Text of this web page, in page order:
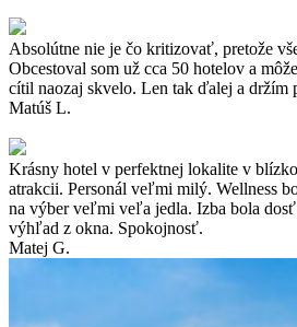
Absolútne nie je čo kritizovať, pretože
Obcestoval som už cca 50 hotelov a
cítil naozaj skvelo. Len tak ďalej a držím
Matúš L.
Krásny hotel v perfektnej lokalite v
atrakcii. Personál veľmi milý. Wellness
na výber veľmi veľa jedla. Izba bola
výhľad z okna. Spokojnosť.
Matej G.